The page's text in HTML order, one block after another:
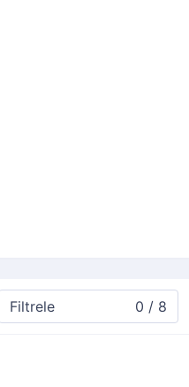
Filtrele 0 / 8